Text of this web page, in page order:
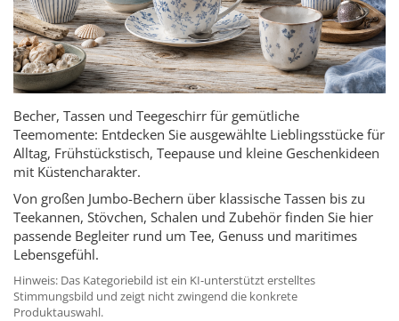
Becher, Tassen und Teegeschirr für gemütliche
Teemomente: Entdecken Sie ausgewählte Lieblingsstücke für
Alltag, Frühstückstisch, Teepause und kleine Geschenkideen
mit Küstencharakter.
Von großen Jumbo-Bechern über klassische Tassen bis zu
Teekannen, Stövchen, Schalen und Zubehör finden Sie hier
passende Begleiter rund um Tee, Genuss und maritimes
Lebensgefühl.
Hinweis: Das Kategoriebild ist ein KI-unterstützt erstelltes
Stimmungsbild und zeigt nicht zwingend die konkrete
Produktauswahl.